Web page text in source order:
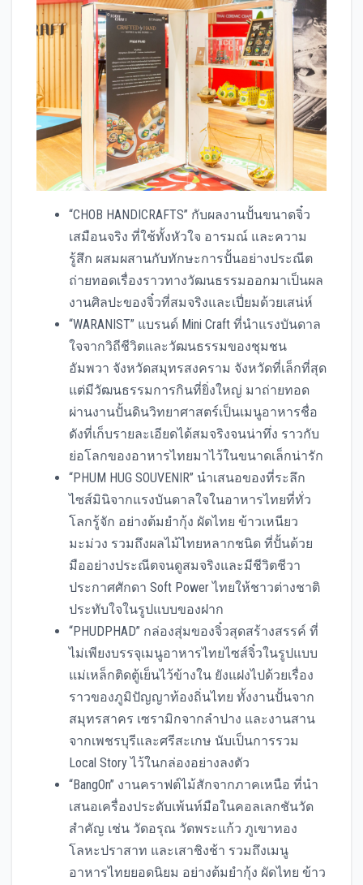
“CHOB HANDICRAFTS” กับผลงานปั้นขนาดจิ๋ว
เสมือนจริง ที่ใช้ทั้งหัวใจ อารมณ์ และความ
รู้สึก ผสมผสานกับทักษะการปั้นอย่างประณีต
ถ่ายทอดเรื่องราวทางวัฒนธรรมออกมาเป็นผล
งานศิลปะของจิ๋วที่สมจริงและเปี่ยมด้วยเสน่ห์
“WARANIST” แบรนด์ Mini Craft ที่นำแรงบันดาล
ใจจากวิถีชีวิตและวัฒนธรรมของชุมชน
อัมพวา จังหวัดสมุทรสงคราม จังหวัดที่เล็กที่สุด
แต่มีวัฒนธรรมการกินที่ยิ่งใหญ่ มาถ่ายทอด
ผ่านงานปั้นดินวิทยาศาสตร์เป็นเมนูอาหารชื่อ
ดังที่เก็บรายละเอียดได้สมจริงจนน่าทึ่ง ราวกับ
ย่อโลกของอาหารไทยมาไว้ในขนาดเล็กน่ารัก
“PHUM HUG SOUVENIR” นำเสนอของที่ระลึก
ไซส์มินิจากแรงบันดาลใจในอาหารไทยที่ทั่ว
โลกรู้จัก อย่างต้มยำกุ้ง ผัดไทย ข้าวเหนียว
มะม่วง รวมถึงผลไม้ไทยหลากชนิด ที่ปั้นด้วย
มืออย่างประณีตจนดูสมจริงและมีชีวิตชีวา
ประกาศศักดา Soft Power ไทยให้ชาวต่างชาติ
ประทับใจในรูปแบบของฝาก
“PHUDPHAD” กล่องสุ่มของจิ๋วสุดสร้างสรรค์ ที่
ไม่เพียงบรรจุเมนูอาหารไทยไซส์จิ๋วในรูปแบบ
แม่เหล็กติดตู้เย็นไว้ข้างใน ยังแฝงไปด้วยเรื่อง
ราวของภูมิปัญญาท้องถิ่นไทย ทั้งงานปั้นจาก
สมุทรสาคร เซรามิกจากลำปาง และงานสาน
จากเพชรบุรีและศรีสะเกษ นับเป็นการรวม
Local Story ไว้ในกล่องอย่างลงตัว
“BangOn” งานคราฟต์ไม้สักจากภาคเหนือ ที่นำ
เสนอเครื่องประดับเพ้นท์มือในคอลเลกชันวัด
สำคัญ เช่น วัดอรุณ วัดพระแก้ว ภูเขาทอง
โลหะปราสาท และเสาชิงช้า รวมถึงเมนู
อาหารไทยยอดนิยม อย่างต้มยำกุ้ง ผัดไทย ข้าว